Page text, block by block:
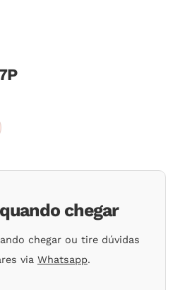
chegar
chegar ou tire dúvidas
via Whatsapp.